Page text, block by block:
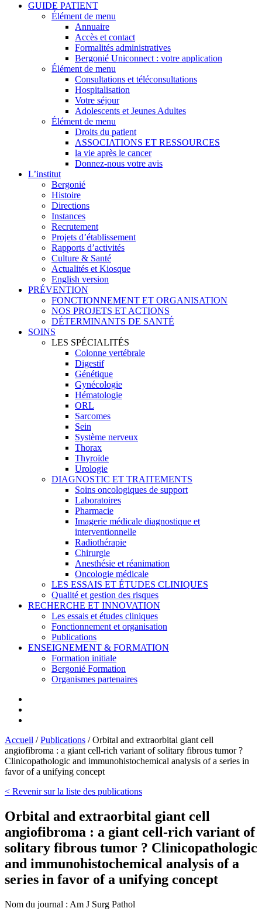
GUIDE PATIENT
Élément de menu
Annuaire
Accès et contact
Formalités administratives
Bergonié Uniconnect : votre application
Élément de menu
Consultations et téléconsultations
Hospitalisation
Votre séjour
Adolescents et Jeunes Adultes
Élément de menu
Droits du patient
ASSOCIATIONS ET RESSOURCES
la vie après le cancer
Donnez-nous votre avis
L’institut
Bergonié
Histoire
Directions
Instances
Recrutement
Projets d’établissement
Rapports d’activités
Culture & Santé
Actualités et Kiosque
English version
PRÉVENTION
FONCTIONNEMENT ET ORGANISATION
NOS PROJETS ET ACTIONS
DÉTERMINANTS DE SANTÉ
SOINS
LES SPÉCIALITÉS
Colonne vertébrale
Digestif
Génétique
Gynécologie
Hématologie
ORL
Sarcomes
Sein
Système nerveux
Thorax
Thyroïde
Urologie
DIAGNOSTIC ET TRAITEMENTS
Soins oncologiques de support
Laboratoires
Pharmacie
Imagerie médicale diagnostique et
interventionnelle
Radiothérapie
Chirurgie
Anesthésie et réanimation
Oncologie médicale
LES ESSAIS ET ÉTUDES CLINIQUES
Qualité et gestion des risques
RECHERCHE ET INNOVATION
Les essais et études cliniques
Fonctionnement et organisation
Publications
ENSEIGNEMENT & FORMATION
Formation initiale
Bergonié Formation
Organismes partenaires
Accueil /Publications /Orbital and extraorbital giant cell
angiofibroma : a giant cell-rich variant of solitary fibrous tumor ?
Clinicopathologic and immunohistochemical analysis of a series in
favor of a unifying concept
< Revenir sur la liste des publications
Orbital and extraorbital giant cell
angiofibroma : a giant cell-rich variant of
solitary fibrous tumor ? Clinicopathologic
and immunohistochemical analysis of a
series in favor of a unifying concept
Nom du journal : Am J Surg Pathol